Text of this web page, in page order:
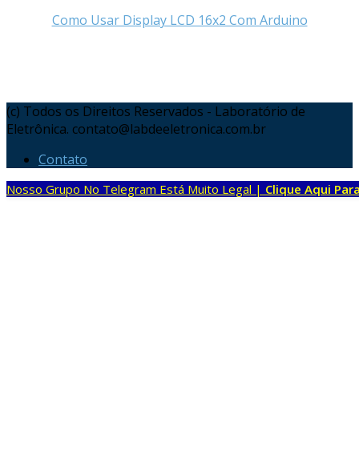
Como Usar Display LCD 16x2 Com Arduino
(c) Todos os Direitos Reservados - Laboratório de
Eletrônica. contato@labdeeletronica.com.br
Contato
Nosso Grupo No Telegram Está Muito Legal | Clique Aqui